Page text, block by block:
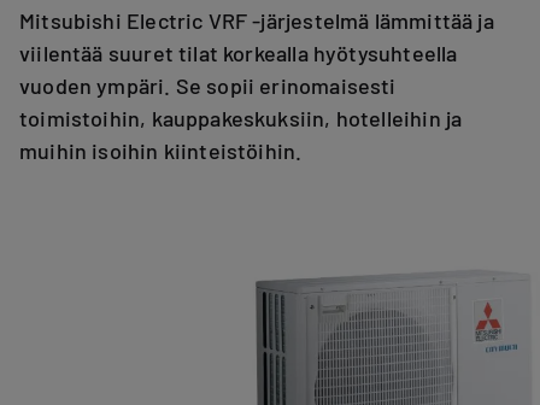
Mitsubishi Electric VRF -järjestelmä lämmittää ja
viilentää suuret tilat korkealla hyötysuhteella
vuoden ympäri. Se sopii erinomaisesti
toimistoihin, kauppakeskuksiin, hotelleihin ja
muihin isoihin kiinteistöihin.